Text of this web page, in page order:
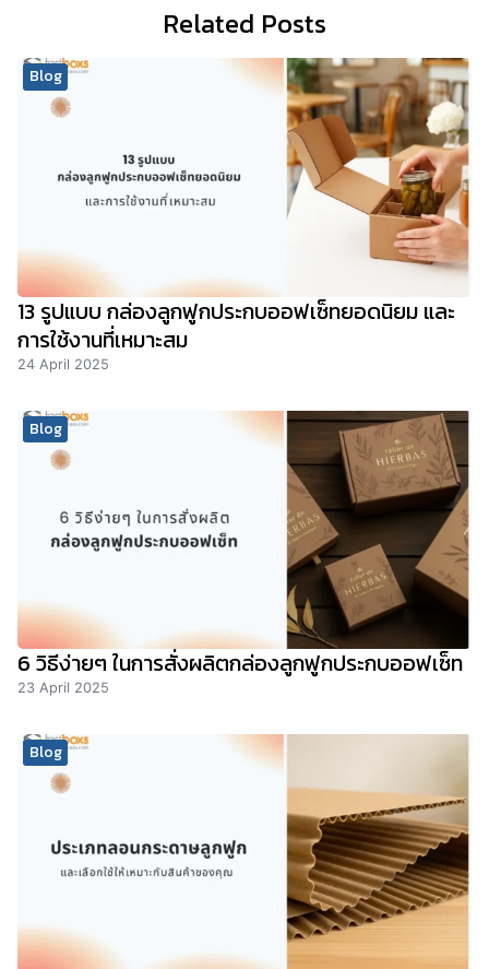
Related Posts
Blog
13 รูปแบบ กล่องลูกฟูกประกบออฟเซ็ทยอดนิยม และ
การใช้งานที่เหมาะสม
24 April 2025
Blog
6 วิธีง่ายๆ ในการสั่งผลิตกล่องลูกฟูกประกบออฟเซ็ท
23 April 2025
Blog